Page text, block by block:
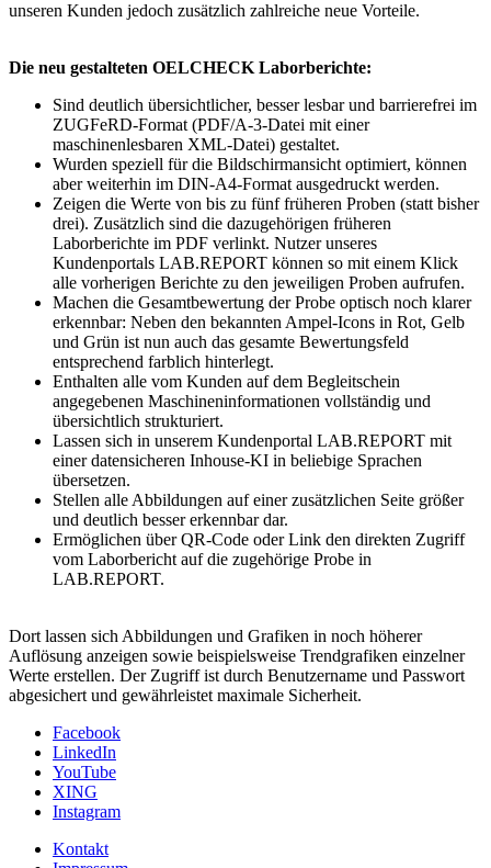
unseren Kunden jedoch zusätzlich zahlreiche neue Vorteile.
Die neu gestalteten OELCHECK Laborberichte:
Sind deutlich übersichtlicher, besser lesbar und barrierefrei im
ZUGFeRD-Format (PDF/A-3-Datei mit einer
maschinenlesbaren XML-Datei) gestaltet.
Wurden speziell für die Bildschirmansicht optimiert, können
aber weiterhin im DIN-A4-Format ausgedruckt werden.
Zeigen die Werte von bis zu fünf früheren Proben (statt bisher
drei). Zusätzlich sind die dazugehörigen früheren
Laborberichte im PDF verlinkt. Nutzer unseres
Kundenportals LAB.REPORT können so mit einem Klick
alle vorherigen Berichte zu den jeweiligen Proben aufrufen.
Machen die Gesamtbewertung der Probe optisch noch klarer
erkennbar: Neben den bekannten Ampel-Icons in Rot, Gelb
und Grün ist nun auch das gesamte Bewertungsfeld
entsprechend farblich hinterlegt.
Enthalten alle vom Kunden auf dem Begleitschein
angegebenen Maschineninformationen vollständig und
übersichtlich strukturiert.
Lassen sich in unserem Kundenportal LAB.REPORT mit
einer datensicheren Inhouse-KI in beliebige Sprachen
übersetzen.
Stellen alle Abbildungen auf einer zusätzlichen Seite größer
und deutlich besser erkennbar dar.
Ermöglichen über QR-Code oder Link den direkten Zugriff
vom Laborbericht auf die zugehörige Probe in
LAB.REPORT.
Dort lassen sich Abbildungen und Grafiken in noch höherer
Auflösung anzeigen sowie beispielsweise Trendgrafiken einzelner
Werte erstellen. Der Zugriff ist durch Benutzername und Passwort
abgesichert und gewährleistet maximale Sicherheit.
Facebook
LinkedIn
YouTube
XING
Instagram
Kontakt